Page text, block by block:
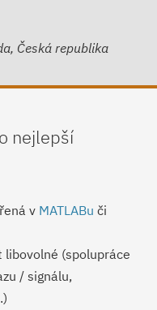
Česká republika
nejlepší
v MATLABu či
(spolupráce
/ signálu,